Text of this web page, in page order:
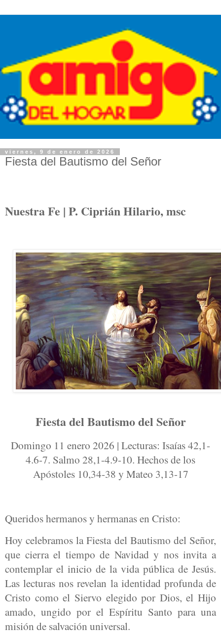
viernes, 9 de enero de 2026
Fiesta del Bautismo del Señor
Nuestra Fe | P. Ciprián Hilario, msc
Fiesta del Bautismo del Señor
Domingo 11 enero 2026 | Lecturas: Isaías 42,1-
4.6-7. Salmo 28,1-4.9-10. Hechos de los
Apóstoles 10,34-38 y Mateo 3,13-17
Queridos hermanos y hermanas en Cristo:
Hoy celebramos la Fiesta del Bautismo del Señor,
que cierra el tiempo de Navidad y nos invita a
contemplar el inicio de la vida pública de Jesús.
Las lecturas nos revelan la identidad profunda de
Cristo como el Siervo elegido por Dios, el Hijo
amado, ungido por el Espíritu Santo para una
misión de salvación universal.